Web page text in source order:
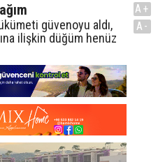
güvenoyu aldı,
ilişkin düğüm henüz
A+
A-